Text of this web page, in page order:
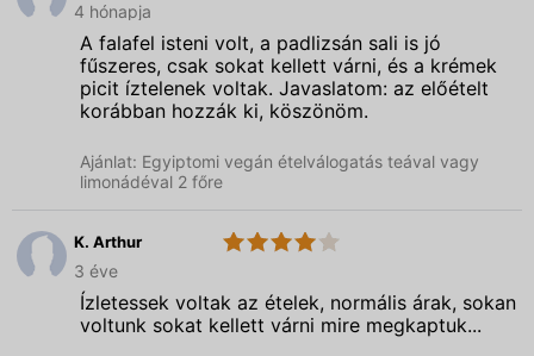
Bar
-
Keleti
4 hónapja
A falafel isteni volt, a padlizsán sali is jó
fűszeres, csak sokat kellett várni, és a krémek
picit íztelenek voltak. Javaslatom: az előételt
korábban hozzák ki, köszönöm.
Ajánlat: Egyiptomi vegán ételválogatás teával vagy
limonádéval 2 főre
K. Arthur
-
Keleti
4.0
3 éve
Ízletessek voltak az ételek, normális árak, sokan
voltunk sokat kellett várni mire megkaptuk...